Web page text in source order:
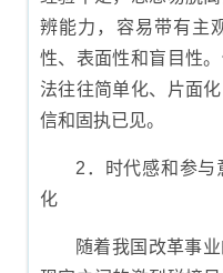
辨能力，容易带有主
性、表面性和盲目性
法往往简单化、片面
信和固执已见。
2．时代感和参与
化
随着我国改革事